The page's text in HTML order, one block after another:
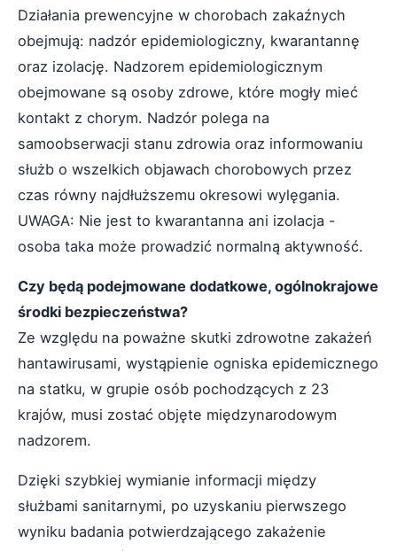
Działania prewencyjne w chorobach zakaźnych
obejmują: nadzór epidemiologiczny, kwarantannę
oraz izolację. Nadzorem epidemiologicznym
obejmowane są osoby zdrowe, które mogły mieć
kontakt z chorym. Nadzór polega na
samoobserwacji stanu zdrowia oraz informowaniu
służb o wszelkich objawach chorobowych przez
czas równy najdłuższemu okresowi wylęgania.
UWAGA: Nie jest to kwarantanna ani izolacja -
osoba taka może prowadzić normalną aktywność.
Czy będą podejmowane dodatkowe, ogólnokrajowe
środki bezpieczeństwa?
Ze względu na poważne skutki zdrowotne zakażeń
hantawirusami, wystąpienie ogniska epidemicznego
na statku, w grupie osób pochodzących z 23
krajów, musi zostać objęte międzynarodowym
nadzorem.
Dzięki szybkiej wymianie informacji między
służbami sanitarnymi, po uzyskaniu pierwszego
wyniku badania potwierdzającego zakażenie